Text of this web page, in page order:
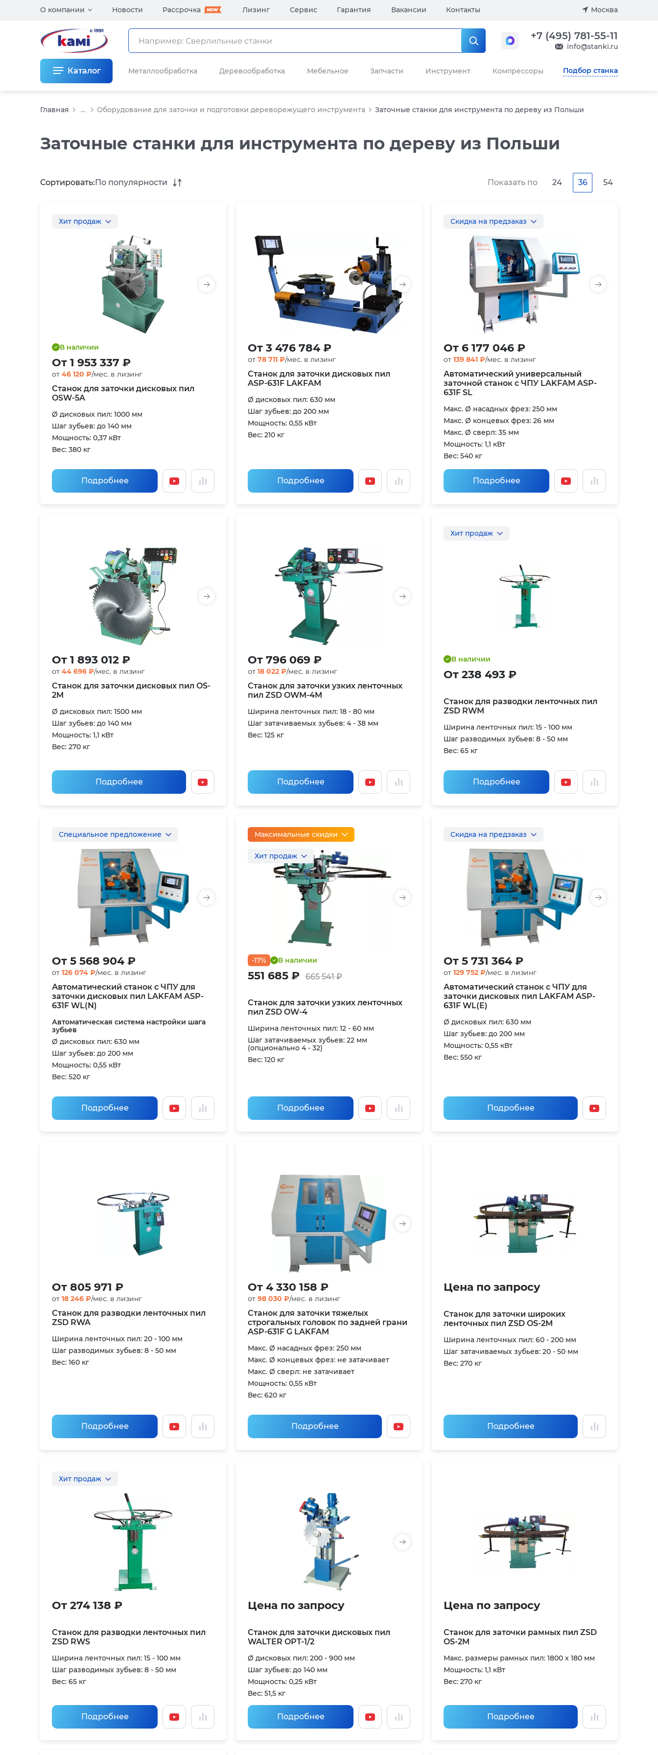
О компании Новости Рассрочка Лизинг Сервис Гарантия Вакансии Контакты Москва
+7 (495) 781-55-11
info@stanki.ru
Каталог Металлообработка Деревообработка Мебельное Запчасти Инструмент Компрессоры Подбор станка
Главная ... Оборудование для заточки и подготовки дереворежущего инструмента Заточные станки для инструмента по дереву из Польши
Заточные станки для инструмента по дереву из Польши
Сортировать:По популярности Показать по 24 36 54
Хит продаж
В наличии
От 1 953 337 ₽
от 46 120 ₽/мес. в лизинг
Станок для заточки дисковых пил
OSW-5A
Ø дисковых пил: 1000 мм
Шаг зубьев: до 140 мм
Мощность: 0,37 кВт
Вес: 380 кг
Подробнее
От 3 476 784 ₽
от 78 711 ₽/мес. в лизинг
Станок для заточки дисковых пил
ASP-631F LAKFAM
Ø дисковых пил: 630 мм
Шаг зубьев: до 200 мм
Мощность: 0,55 кВт
Вес: 210 кг
Подробнее
Скидка на предзаказ
От 6 177 046 ₽
от 139 841 ₽/мес. в лизинг
Автоматический универсальный
заточной станок с ЧПУ LAKFAM ASP-
631F SL
Макс. Ø насадных фрез: 250 мм
Макс. Ø концевых фрез: 26 мм
Макс. Ø сверл: 35 мм
Мощность: 1,1 кВт
Вес: 540 кг
Подробнее
От 1 893 012 ₽
от 44 696 ₽/мес. в лизинг
Станок для заточки дисковых пил OS-
2M
Ø дисковых пил: 1500 мм
Шаг зубьев: до 140 мм
Мощность: 1,1 кВт
Вес: 270 кг
Подробнее
От 796 069 ₽
от 18 022 ₽/мес. в лизинг
Станок для заточки узких ленточных
пил ZSD OWM-4M
Ширина ленточных пил: 18 - 80 мм
Шаг затачиваемых зубьев: 4 - 38 мм
Вес: 125 кг
Подробнее
Хит продаж
В наличии
От 238 493 ₽
Станок для разводки ленточных пил
ZSD RWM
Ширина ленточных пил: 15 - 100 мм
Шаг разводимых зубьев: 8 - 50 мм
Вес: 65 кг
Подробнее
Специальное предложение
От 5 568 904 ₽
от 126 074 ₽/мес. в лизинг
Автоматический станок с ЧПУ для
заточки дисковых пил LAKFAM ASP-
631F WL(N)
Автоматическая система настройки шага
зубьев
Ø дисковых пил: 630 мм
Шаг зубьев: до 200 мм
Мощность: 0,55 кВт
Вес: 520 кг
Подробнее
Максимальные скидки
Хит продаж
-17% В наличии
551 685 ₽ 665 541 ₽
Станок для заточки узких ленточных
пил ZSD OW-4
Ширина ленточных пил: 12 - 60 мм
Шаг затачиваемых зубьев: 22 мм
(опционально 4 - 32)
Вес: 120 кг
Подробнее
Скидка на предзаказ
От 5 731 364 ₽
от 129 752 ₽/мес. в лизинг
Автоматический станок с ЧПУ для
заточки дисковых пил LAKFAM ASP-
631F WL(E)
Ø дисковых пил: 630 мм
Шаг зубьев: до 200 мм
Мощность: 0,55 кВт
Вес: 550 кг
Подробнее
От 805 971 ₽
от 18 246 ₽/мес. в лизинг
Станок для разводки ленточных пил
ZSD RWA
Ширина ленточных пил: 20 - 100 мм
Шаг разводимых зубьев: 8 - 50 мм
Вес: 160 кг
Подробнее
От 4 330 158 ₽
от 98 030 ₽/мес. в лизинг
Станок для заточки тяжелых
строгальных головок по задней грани
ASP-631F G LAKFAM
Макс. Ø насадных фрез: 250 мм
Макс. Ø концевых фрез: не затачивает
Макс. Ø сверл: не затачивает
Мощность: 0,55 кВт
Вес: 620 кг
Подробнее
Цена по запросу
Станок для заточки широких
ленточных пил ZSD OS-2M
Ширина ленточных пил: 60 - 200 мм
Шаг затачиваемых зубьев: 20 - 50 мм
Вес: 270 кг
Подробнее
Хит продаж
От 274 138 ₽
Станок для разводки ленточных пил
ZSD RWS
Ширина ленточных пил: 15 - 100 мм
Шаг разводимых зубьев: 8 - 50 мм
Вес: 65 кг
Подробнее
Цена по запросу
Станок для заточки дисковых пил
WALTER OPT-1/2
Ø дисковых пил: 200 - 900 мм
Шаг зубьев: до 140 мм
Мощность: 0,25 кВт
Вес: 51,5 кг
Подробнее
Цена по запросу
Станок для заточки рамных пил ZSD
OS-2M
Макс. размеры рамных пил: 1800 х 180 мм
Мощность: 1,1 кВт
Вес: 270 кг
Подробнее